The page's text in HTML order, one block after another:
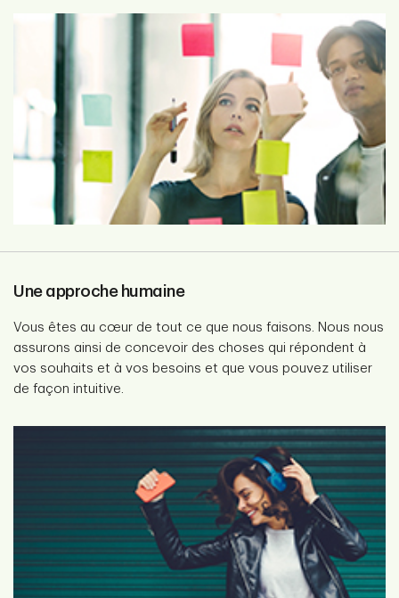
Une approche humaine
Vous êtes au cœur de tout ce que nous faisons. Nous nous
assurons ainsi de concevoir des choses qui répondent à
vos souhaits et à vos besoins et que vous pouvez utiliser
de façon intuitive.